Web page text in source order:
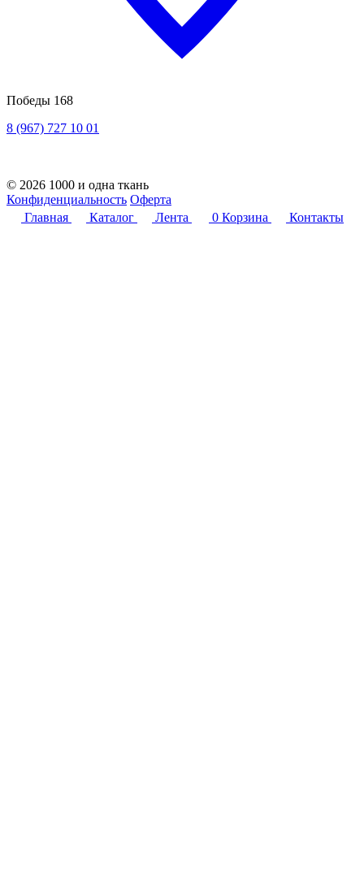
Победы 168
8 (967) 727 10 01
© 2026 1000 и одна ткань
Конфиденциальность Оферта
Главная
Каталог Лента 0 Корзина Контакты